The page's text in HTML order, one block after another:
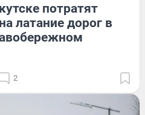
потратят
латание дорог в
2